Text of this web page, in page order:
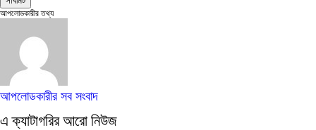
আপলোডকারীর তথ্য
আপলোডকারীর সব সংবাদ
এ ক্যাটাগরির আরো নিউজ